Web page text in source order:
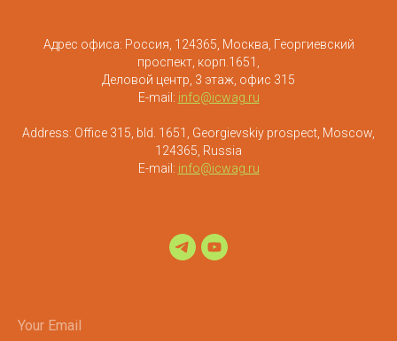
Адрес офиса: Россия, 124365, Москва, Георгиевский
проспект, корп.1651,
Деловой центр, 3 этаж, офис 315
E-mail: info@icwag.ru
Address: Office 315, bld. 1651, Georgievskiy prospect, Moscow,
124365, Russia
E-mail: info@icwag.ru
Your Email